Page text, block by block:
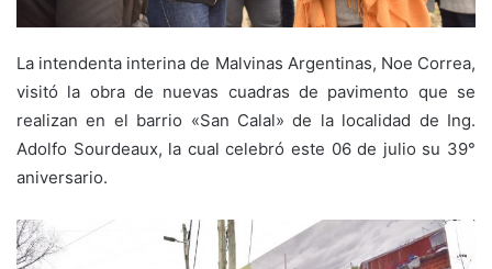
La intendenta interina de Malvinas Argentinas, Noe Correa,
visitó la obra de nuevas cuadras de pavimento que se
realizan en el barrio «San Calal» de la localidad de Ing.
Adolfo Sourdeaux, la cual celebró este 06 de julio su 39°
aniversario.